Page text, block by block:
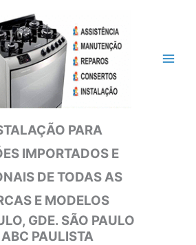
PARA
IMPORTADOS E
DE TODAS AS
E MODELOS
GDE. SÃO PAULO
ABC PAULISTA